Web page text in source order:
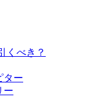
くべき？
ター
ー